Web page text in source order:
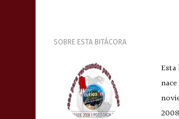
SOBRE ESTA BITÁCORA